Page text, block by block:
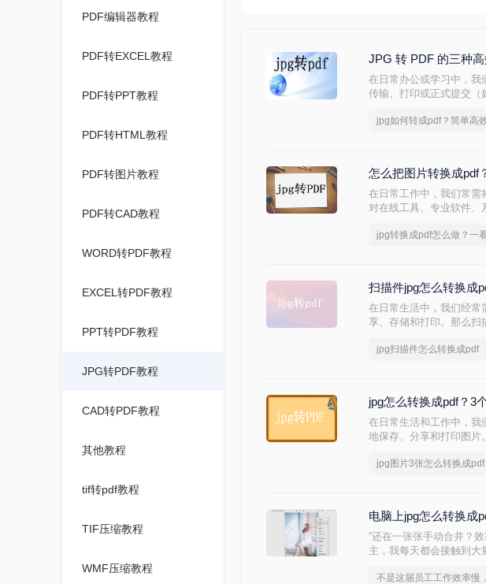
PDF编辑器教程
PDF转EXCEL教程
PDF转PPT教程
PDF转HTML教程
PDF转图片教程
PDF转CAD教程
WORD转PDF教程
EXCEL转PDF教程
PPT转PDF教程
JPG转PDF教程
CAD转PDF教程
其他教程
tif转pdf教程
TIF压缩教程
WMF压缩教程
JPG 转 PDF 的三种
在日常办公或学习中，我
传输、打印或正式提交（
理了三种安全、有效且
怎么把图片转换成pdf
在日常工作中，我们常需
对在线工具、专业软件、
扫描件jpg怎么转换成
在日常生活中，我们经常
享、存储和打印。那么扫
jpg扫描件怎么转换成pdf
jpg怎么转换成pdf？3
在日常生活和工作中，我
地保存、分享和打印图片
jpg图片3张怎么转换成pdf
电脑上jpg怎么转换成
“还在一张张手动合并？
主，我每天都会接触到大